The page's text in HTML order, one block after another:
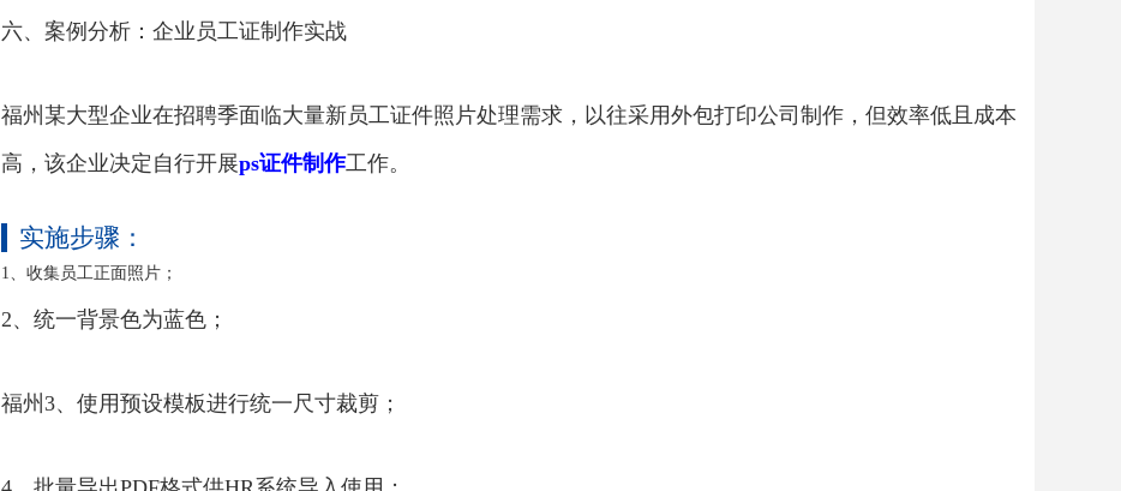
六、案例分析：企业员工证制作实战
福州某大型企业在招聘季面临大量新员工证件照片处理需求，以往采用外包打印公司制作，但效率低且成本
高，该企业决定自行开展ps证件制作工作。
实施步骤：
1、收集员工正面照片；
2、统一背景色为蓝色；
福州3、使用预设模板进行统一尺寸裁剪；